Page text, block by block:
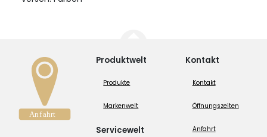
Produktwelt
Produkte
Markenwelt
Servicewelt
Kontakt
Kontakt
Öffnungszeiten
Anfahrt